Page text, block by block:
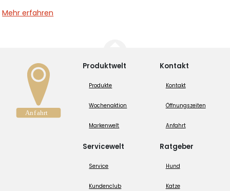
Mehr erfahren
Produktwelt
Produkte
Wochenaktion
Markenwelt
Servicewelt
Service
Kundenclub
Kontakt
Kontakt
Öffnungszeiten
Anfahrt
Ratgeber
Hund
Katze